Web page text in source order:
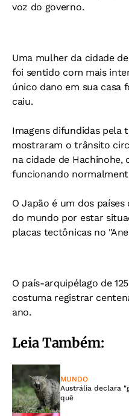
voz do governo.
Uma mulher da cidade
foi sentido com mais
único dano em sua casa
caiu.
Imagens difundidas pela
mostraram o trânsito
na cidade de
funcionando
O Japão é um dos
do mundo por estar
placas tectônicas no
O país-arquipélago de
costuma registrar
ano.
Leia Também:
MUNDO
Austrália declara
quê